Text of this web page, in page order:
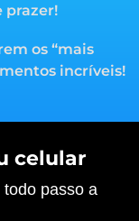
prazer!
os “mais
incríveis!
celular
passo a